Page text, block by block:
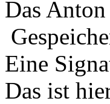
Das
Eine
Das ist